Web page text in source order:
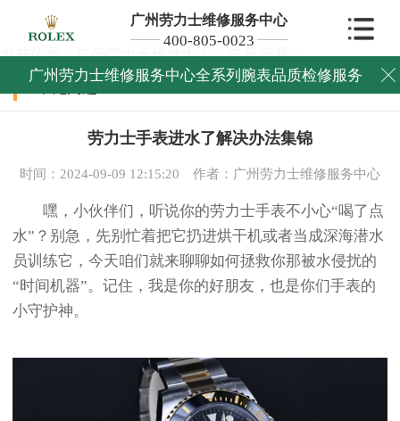
广州劳力士维修服务中心
400-805-0023
广州劳力士维修服务中心全系列腕表品质检修服务 
当前位置：广州劳力士维修中心>常见问题>
常见问题
劳力士手表进水了解决办法集锦
时间：2024-09-09 12:15:20 作者：广州劳力士维修服务中心
嘿，小伙伴们，听说你的劳力士手表不小心“喝了点
水”？别急，先别忙着把它扔进烘干机或者当成深海潜水
员训练它，今天咱们就来聊聊如何拯救你那被水侵扰的
“时间机器”。记住，我是你的好朋友，也是你们手表的
小守护神。